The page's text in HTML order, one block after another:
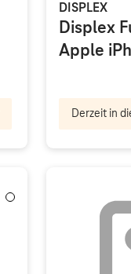
DISPLEX
Displex
Apple
Derzeit in
Weiß